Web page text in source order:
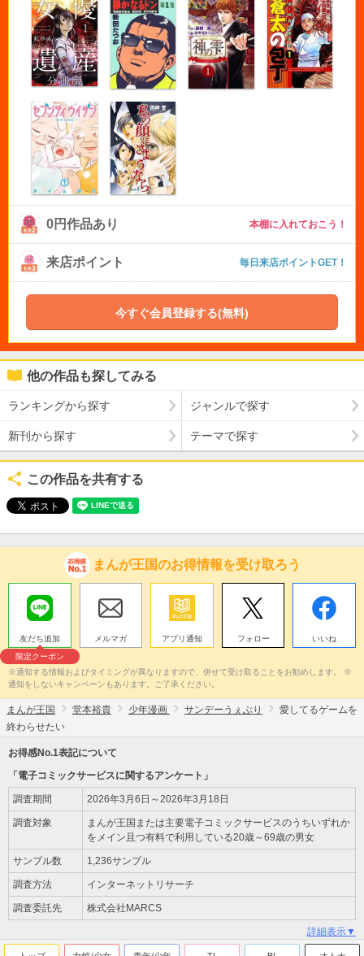
0円作品あり 本棚に入れておこう！
来店ポイント 毎日来店ポイントGET！
今すぐ会員登録する(無料)
他の作品も探してみる
ランキングから探す ジャンルで探す
新刊から探す テーマで探す
この作品を共有する
まんが王国のお得情報を受け取ろう
友だち追加
限定クーポン
メルマガ アプリ通知 フォロー いいね
※通知する情報およびタイミングが異なりますので、併せて受け取ることをお勧めします。 ※
通知をしないキャンペーンもあります。ご了承ください。
まんが王国 堂本裕貴 少年漫画 サンデーうぇぶり
愛してるゲームを
終わらせたい
お得感No.1表記について
「電子コミックサービスに関するアンケート」
調査期間 2026年3月6日～2026年3月18日
調査対象
まんが王国または主要電子コミックサービスのうちいずれか
をメイン且つ有料で利用している20歳～69歳の男女
サンプル数 1,236サンプル
調査方法 インターネットリサーチ
調査委託先 株式会社MARCS
詳細表示▼